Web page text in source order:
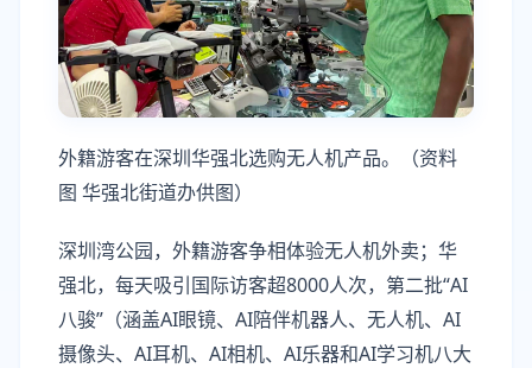
外籍游客在深圳华强北选购无人机产品。（资料
图 华强北街道办供图）
深圳湾公园，外籍游客争相体验无人机外卖；华
强北，每天吸引国际访客超8000人次，第二批“AI
八骏”（涵盖AI眼镜、AI陪伴机器人、无人机、AI
摄像头、AI耳机、AI相机、AI乐器和AI学习机八大